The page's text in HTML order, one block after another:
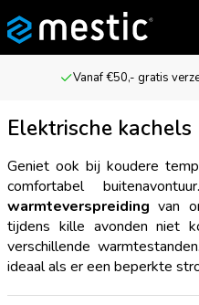
& België
Elektrische kachels
Geniet ook bij koudere
comfortabel
warmteverspreiding van
tijdens kille avonden niet
verschillende
ideaal als er een beperkte